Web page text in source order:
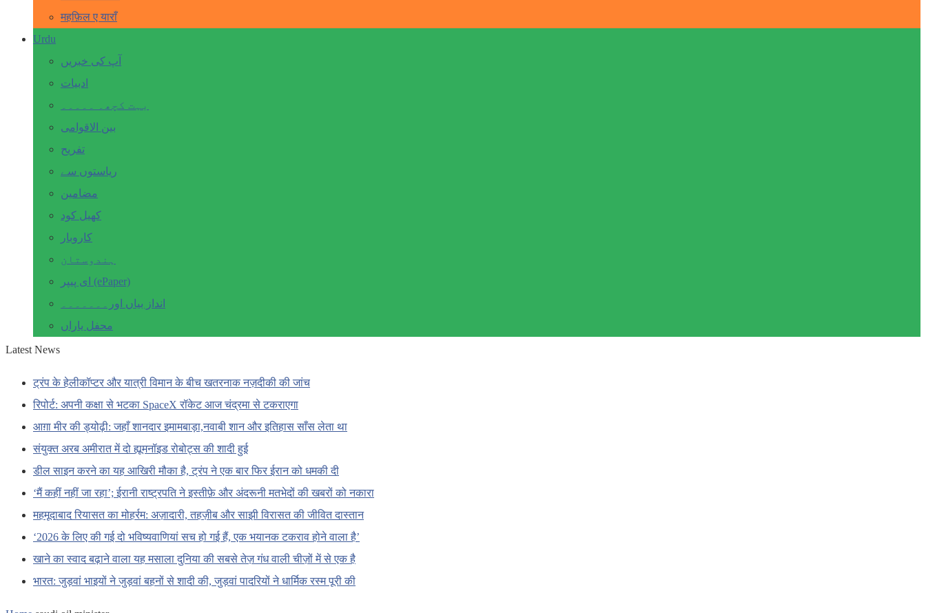
महफ़िल ए याराँ
Urdu
آپ کی خبریں
ادبیات
بہت کچھ۔ ۔۔۔۔۔
بین الاقوامی
تفریح
ریاستوں سے
مضامین
کھیل کود
کاروبار
ہندوستان
ای پیپر (ePaper)
انداز بیاں اور۔۔۔۔۔۔۔
محفل یاراں
Latest News
ट्रंप के हेलीकॉप्टर और यात्री विमान के बीच खतरनाक नज़दीकी की जांच
रिपोर्ट: अपनी कक्षा से भटका SpaceX रॉकेट आज चंद्रमा से टकराएगा
आग़ा मीर की ड्योढ़ी: जहाँ शानदार इमामबाड़ा,नवाबी शान और इतिहास साँस लेता था
संयुक्त अरब अमीरात में दो ह्यूमनॉइड रोबोट्स की शादी हुई
डील साइन करने का यह आखिरी मौका है, ट्रंप ने एक बार फिर ईरान को धमकी दी
‘मैं कहीं नहीं जा रहा’; ईरानी राष्ट्रपति ने इस्तीफ़े और अंदरूनी मतभेदों की खबरों को नकारा
महमूदाबाद रियासत का मोहर्रम: अज़ादारी, तहज़ीब और साझी विरासत की जीवित दास्तान
‘2026 के लिए की गई दो भविष्यवाणियां सच हो गई हैं, एक भयानक टकराव होने वाला है’
खाने का स्वाद बढ़ाने वाला यह मसाला दुनिया की सबसे तेज़ गंध वाली चीज़ों में से एक है
भारत: जुड़वां भाइयों ने जुड़वां बहनों से शादी की, जुड़वां पादरियों ने धार्मिक रस्म पूरी की